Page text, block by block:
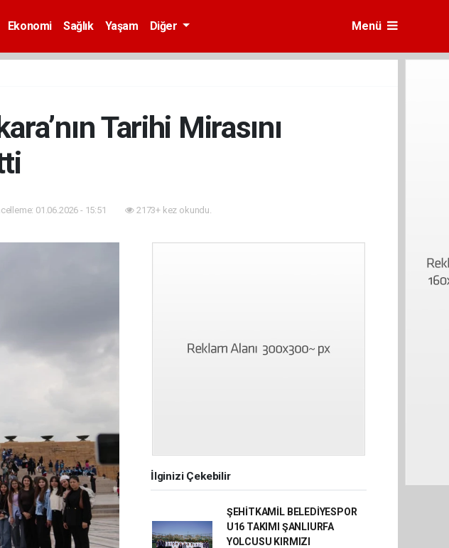
Ekonomi Sağlık Yaşam Diğer Menü
Tarihi Mirasını
01.06.2026 - 15:51 2173+ kez okundu.
İlginizi Çekebilir
ŞEHİTKAMİL BELEDİYESPOR
U16 TAKIMI ŞANLIURFA
YOLCUSU KIRMIZI